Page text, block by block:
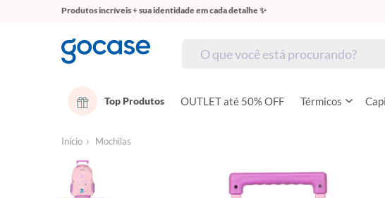
Produtos incríveis + sua identidade em cada detalhe ✨
Top Produtos OUTLET até 50% OFF Térmicos
Início Mochilas